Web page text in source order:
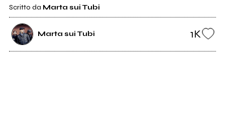
Scritto da Marta sui Tubi
Marta sui Tubi 1K